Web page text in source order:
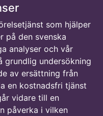
som hjälper
på den svenska
analyser och vår
grundlig undersökning
av ersättning från
en kostnadsfri tjänst
vidare till en
påverka i vilken